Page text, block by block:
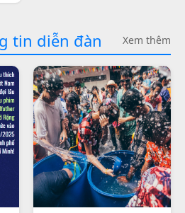
tin diễn đàn Xem thêm